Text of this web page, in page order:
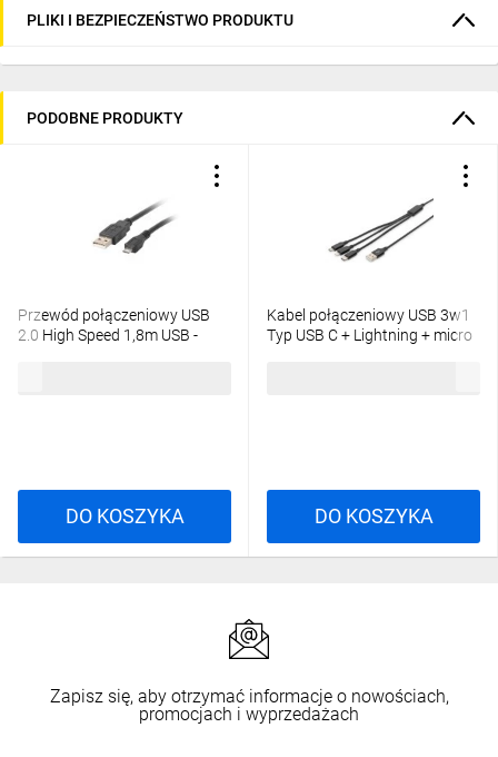
PLIKI I BEZPIECZEŃSTWO PRODUKTU
PODOBNE PRODUKTY
Przewód połączeniowy USB
2.0 High Speed 1,8m USB -
DO KOSZYKA
Kabel połączeniowy USB 3w1
Typ USB C + Lightning + micro
DO KOSZYKA
Zapisz się, aby otrzymać informacje o nowościach,
promocjach i wyprzedażach